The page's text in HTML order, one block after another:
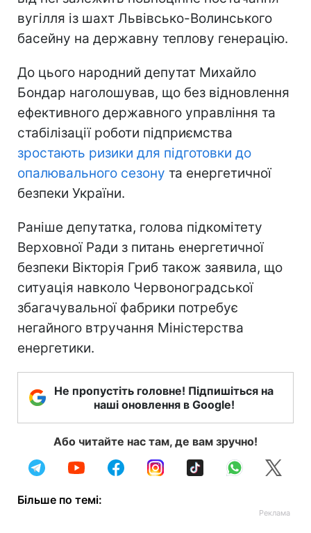
вугілля із шахт Львівсько-Волинського
басейну на державну теплову генерацію.
До цього народний депутат Михайло
Бондар наголошував, що без відновлення
ефективного державного управління та
стабілізації роботи підприємства
зростають ризики для підготовки до
опалювального сезону та енергетичної
безпеки України.
Раніше депутатка, голова підкомітету
Верховної Ради з питань енергетичної
безпеки Вікторія Гриб також заявила, що
ситуація навколо Червоноградської
збагачувальної фабрики потребує
негайного втручання Міністерства
енергетики.
Не пропустіть головне! Підпишіться на
наші оновлення в Google!
Або читайте нас там, де вам зручно!
Більше по темі: